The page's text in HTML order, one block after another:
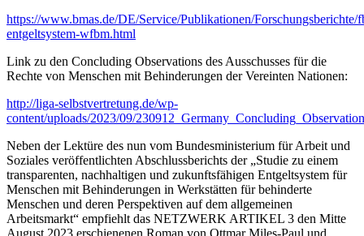
https://www.bmas.de/DE/Service/Publikationen/Forschungsberichte/
entgeltsystem-wfbm.html
Link zu den Concluding Observations des Ausschusses für die
Rechte von Menschen mit Behinderungen der Vereinten Nationen:
http://liga-selbstvertretung.de/wp-
content/uploads/2023/09/
Neben der Lektüre des nun vom Bundesministerium für Arbeit und
Soziales veröffentlichten Abschlussberichts der „Studie zu einem
transparenten, nachhaltigen und zukunftsfähigen Entgeltsystem für
Menschen mit Behinderungen in Werkstätten für behinderte
Menschen und deren Perspektiven auf dem allgemeinen
Arbeitsmarkt“ empfiehlt das NETZWERK ARTIKEL 3 den Mitte